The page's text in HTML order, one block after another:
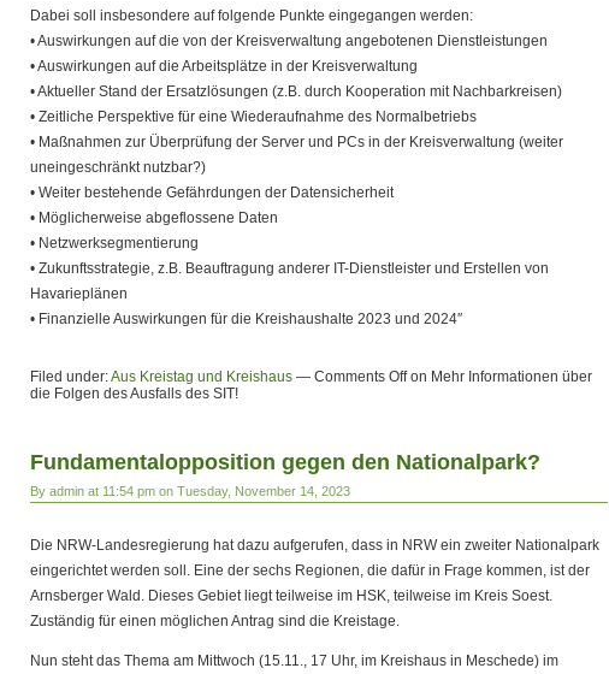
Dabei soll insbesondere auf folgende Punkte eingegangen werden:
• Auswirkungen auf die von der Kreisverwaltung angebotenen Dienstleistungen
• Auswirkungen auf die Arbeitsplätze in der Kreisverwaltung
• Aktueller Stand der Ersatzlösungen (z.B. durch Kooperation mit Nachbarkreisen)
• Zeitliche Perspektive für eine Wiederaufnahme des Normalbetriebs
• Maßnahmen zur Überprüfung der Server und PCs in der Kreisverwaltung (weiter
uneingeschränkt nutzbar?)
• Weiter bestehende Gefährdungen der Datensicherheit
• Möglicherweise abgeflossene Daten
• Netzwerksegmentierung
• Zukunftsstrategie, z.B. Beauftragung anderer IT-Dienstleister und Erstellen von
Havarieplänen
• Finanzielle Auswirkungen für die Kreishaushalte 2023 und 2024″
Filed under:Aus Kreistag und Kreishaus — Comments Offon Mehr Informationen über
die Folgen des Ausfalls des SIT!
Fundamentalopposition gegen den Nationalpark?
By admin at 11:54 pm on Tuesday, November 14, 2023
Die NRW-Landesregierung hat dazu aufgerufen, dass in NRW ein zweiter Nationalpark
eingerichtet werden soll. Eine der sechs Regionen, die dafür in Frage kommen, ist der
Arnsberger Wald. Dieses Gebiet liegt teilweise im HSK, teilweise im Kreis Soest.
Zuständig für einen möglichen Antrag sind die Kreistage.
Nun steht das Thema am Mittwoch (15.11., 17 Uhr, im Kreishaus in Meschede) im